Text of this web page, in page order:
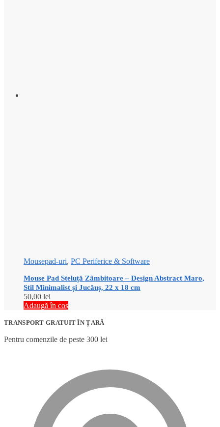
Mousepad-uri, PC Periferice & Software
Mouse Pad Steluță Zâmbitoare – Design Abstract Maro,
Stil Minimalist și Jucăuș, 22 x 18 cm
50,00 lei
Adaugă în coș
TRANSPORT GRATUIT ÎN ȚARĂ
Pentru comenzile de peste 300 lei